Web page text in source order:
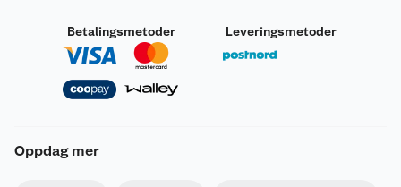
Betalingsmetoder Leveringsmetoder
Oppdag mer